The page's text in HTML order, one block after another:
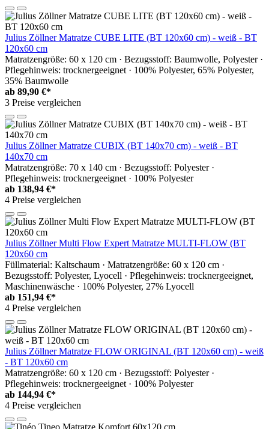
Julius Zöllner Matratze CUBE LITE (BT 120x60 cm) - weiß - BT
120x60 cm
Matratzengröße: 60 x 120 cm · Bezugsstoff: Baumwolle, Polyester ·
Pflegehinweis: trocknergeeignet · 100% Polyester, 65% Polyester,
35% Baumwolle
ab 89,90 €*
3 Preise vergleichen
Julius Zöllner Matratze CUBIX (BT 140x70 cm) - weiß - BT
140x70 cm
Matratzengröße: 70 x 140 cm · Bezugsstoff: Polyester ·
Pflegehinweis: trocknergeeignet · 100% Polyester
ab 138,94 €*
4 Preise vergleichen
Julius Zöllner Multi Flow Expert Matratze MULTI-FLOW (BT
120x60 cm
Füllmaterial: Kaltschaum · Matratzengröße: 60 x 120 cm ·
Bezugsstoff: Polyester, Lyocell · Pflegehinweis: trocknergeeignet,
Maschinenwäsche · 100% Polyester, 27% Lyocell
ab 151,94 €*
4 Preise vergleichen
Julius Zöllner Matratze FLOW ORIGINAL (BT 120x60 cm) - weiß
- BT 120x60 cm
Matratzengröße: 60 x 120 cm · Bezugsstoff: Polyester ·
Pflegehinweis: trocknergeeignet · 100% Polyester
ab 144,94 €*
4 Preise vergleichen